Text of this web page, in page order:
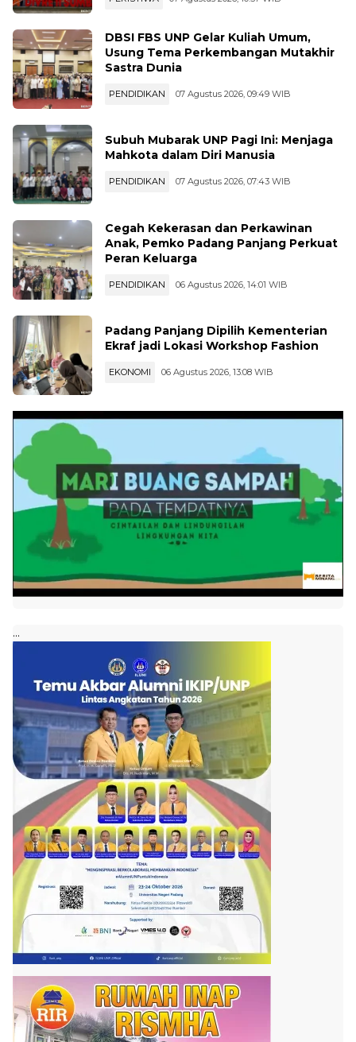
DBSI FBS UNP Gelar Kuliah Umum,
Usung Tema Perkembangan Mutakhir
Sastra Dunia
PENDIDIKAN 07 Agustus 2026, 09:49 WIB
Subuh Mubarak UNP Pagi Ini: Menjaga
Mahkota dalam Diri Manusia
PENDIDIKAN 07 Agustus 2026, 07:43 WIB
Cegah Kekerasan dan Perkawinan
Anak, Pemko Padang Panjang Perkuat
Peran Keluarga
PENDIDIKAN 06 Agustus 2026, 14:01 WIB
Padang Panjang Dipilih Kementerian
Ekraf jadi Lokasi Workshop Fashion
EKONOMI 06 Agustus 2026, 13:08 WIB
...